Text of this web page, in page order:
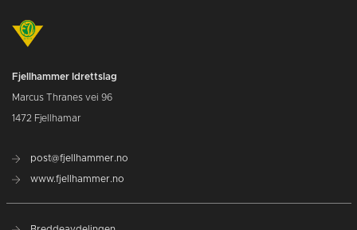
Fjellhammer Idrettslag
Marcus Thranes vei 96
1472 Fjellhamar
post@fjellhammer.no
www.fjellhammer.no